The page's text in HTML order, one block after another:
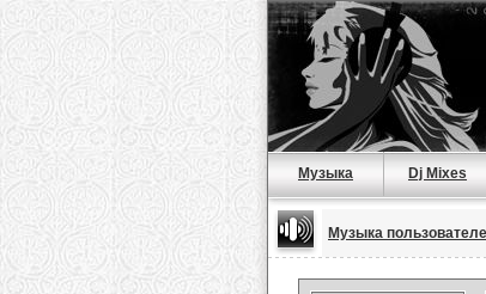
Музыка Dj Mixes
Музыка